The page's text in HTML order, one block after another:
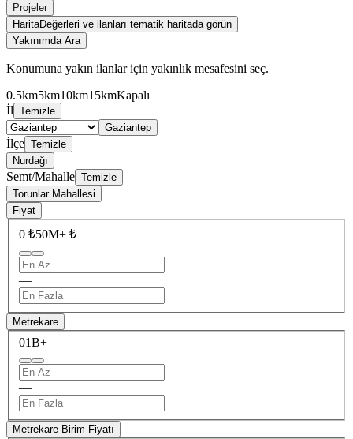
Projeler
HaritaDeğerleri ve ilanları tematik haritada görün
Yakınımda Ara
Konumuna yakın ilanlar için yakınlık mesafesini seç.
0.5km5km10km15kmKapalı
İl Temizle
Gaziantep
İlçe Temizle
Nurdağı
Semt/Mahalle Temizle
Torunlar Mahallesi
Fiyat
0 ₺50M+ ₺
—
Metrekare
01B+
—
Metrekare Birim Fiyatı